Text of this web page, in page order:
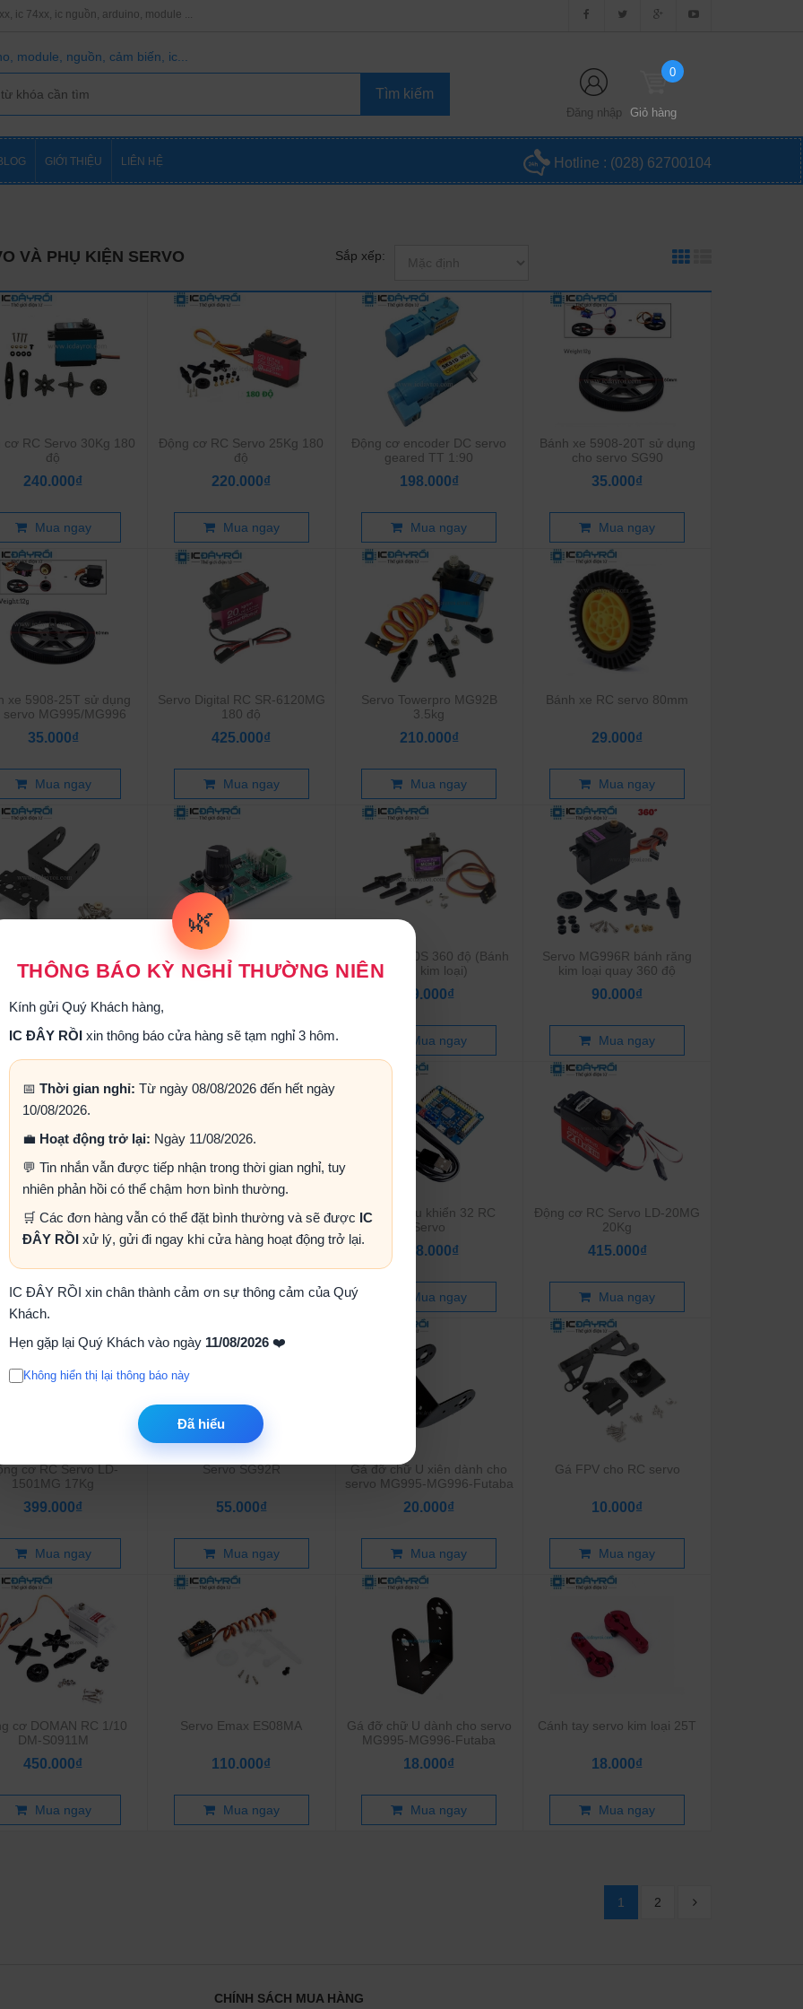
🌿
THÔNG BÁO KỲ NGHỈ THƯỜNG NIÊN
Kính gửi Quý Khách hàng,
IC ĐÂY RỒI xin thông báo cửa hàng sẽ tạm nghỉ 3 hôm.
📅 Thời gian nghỉ: Từ ngày 08/08/2026 đến hết ngày
10/08/2026.
💼 Hoạt động trở lại: Ngày 11/08/2026.
💬 Tin nhắn vẫn được tiếp nhận trong thời gian nghỉ, tuy
nhiên phản hồi có thể chậm hơn bình thường.
🛒 Các đơn hàng vẫn có thể đặt bình thường và sẽ được IC
ĐÂY RỒI xử lý, gửi đi ngay khi cửa hàng hoạt động trở lại.
IC ĐÂY RỒI xin chân thành cảm ơn sự thông cảm của Quý
Khách.
Hẹn gặp lại Quý Khách vào ngày 11/08/2026 ❤️
Không hiển thị lại thông báo này
Đã hiểu
ic 74xx, ic nguồn, arduino, module ...
module, nguồn, cảm biến, ic...
Đăng nhập Giỏ hàng
0
GIỚI THIỆU LIÊN HỆ Hotline : (028) 62700104
VÀ PHỤ KIỆN SERVO Sắp xếp:
cơ RC Servo 30Kg 180
độ
240.000₫
Mua ngay
Động cơ RC Servo 25Kg 180
độ
220.000₫
Mua ngay
Động cơ encoder DC servo
geared TT 1:90
198.000₫
Mua ngay
Bánh xe 5908-20T sử dụng
cho servo SG90
35.000₫
Mua ngay
xe 5908-25T sử dụng
servo MG995/MG996
35.000₫
Mua ngay
Servo Digital RC SR-6120MG
180 độ
425.000₫
Mua ngay
Servo Towerpro MG92B
3.5kg
210.000₫
Mua ngay
Bánh xe RC servo 80mm
29.000₫
Mua ngay
gá RC servo MG996,
MG995
Mua ngay
MG996 MG995 SG90 UART
Mua ngay
Servo MG90S 360 độ (Bánh
răng kim loại)
69.000₫
Mua ngay
Servo MG996R bánh răng
kim loại quay 360 độ
90.000₫
Mua ngay
cơ servo 360 độ SG90
Mua ngay
Động cơ RC Servo
TD8120MG 20Kg
250.000₫
Mua ngay
Mạch điều khiển 32 RC
Servo
468.000₫
Mua ngay
Động cơ RC Servo LD-20MG
20Kg
415.000₫
Mua ngay
cơ RC Servo LD-
1501MG 17Kg
399.000₫
Mua ngay
Servo SG92R
55.000₫
Mua ngay
Gá đỡ chữ U xiên dành cho
servo MG995-MG996-Futaba
20.000₫
Mua ngay
Gá FPV cho RC servo
10.000₫
Mua ngay
cơ DOMAN RC 1/10
DM-S0911M
450.000₫
Mua ngay
Servo Emax ES08MA
110.000₫
Mua ngay
Gá đỡ chữ U dành cho servo
MG995-MG996-Futaba
18.000₫
Mua ngay
Cánh tay servo kim loại 25T
18.000₫
Mua ngay
1 2
CHÍNH SÁCH MUA HÀNG